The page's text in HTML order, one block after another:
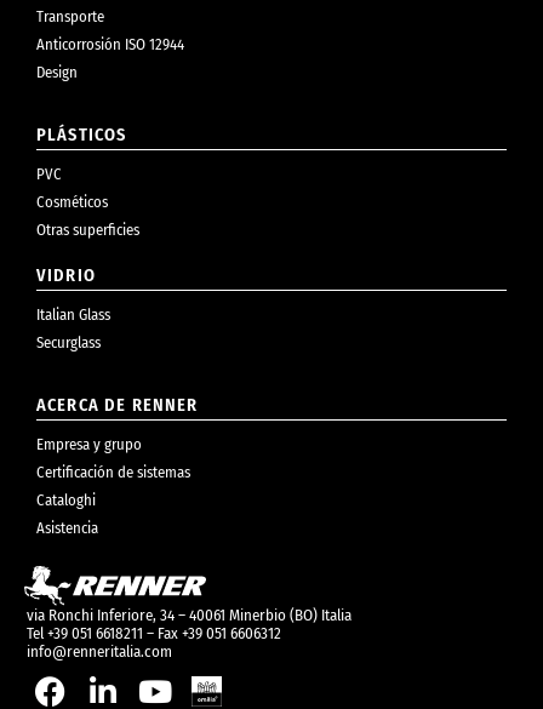
Transporte
Anticorrosión ISO 12944
Design
PLÁSTICOS
PVC
Cosméticos
Otras superficies
VIDRIO
Italian Glass
Securglass
ACERCA DE RENNER
Empresa y grupo
Certificación de sistemas
Cataloghi
Asistencia
via Ronchi Inferiore, 34 – 40061 Minerbio (BO) Italia
Tel +39 051 6618211 – Fax +39 051 6606312
info@renneritalia.com